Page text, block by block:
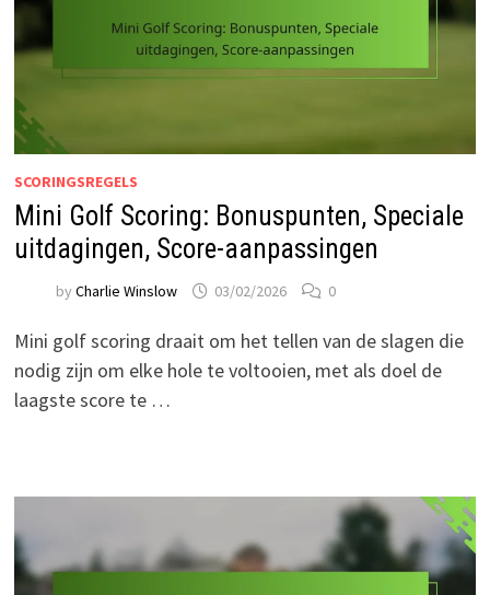
SCORINGSREGELS
Mini Golf Scoring: Bonuspunten, Speciale
uitdagingen, Score-aanpassingen
by Charlie Winslow 03/02/2026 0
Mini golf scoring draait om het tellen van de slagen die
nodig zijn om elke hole te voltooien, met als doel de
laagste score te …